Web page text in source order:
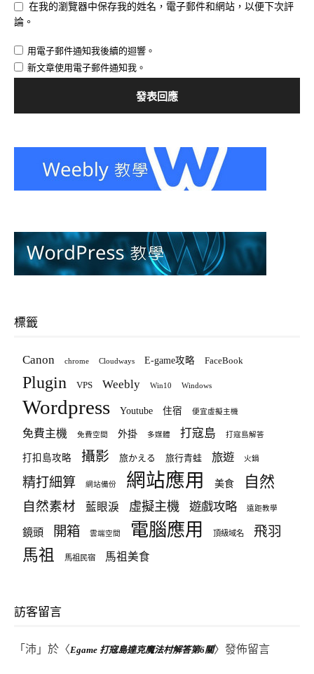
在我的瀏覽器中保存我的姓名，電子郵件和網站，以便下次評
論。
用電子郵件通知我後續的迴響。
新文章使用電子郵件通知我。
標籤
Canon chrome Cloudways E-game攻略 FaceBook
Plugin VPS Weebly Win10 Windows
Wordpress Youtube 住宿 便宜虛擬主機
免費主機 免費空間 外掛 多媒體 打寇島 打寇島解答
打扣島攻略 攝影 旅かえる 旅行青蛙 旅遊 火鍋
精打細算 網站備份 網站應用 美食 自然
自然素材 藍眼淚 虛擬主機 遊戲攻略 遠距教學
鏡頭 開箱 雲端空間 電腦應用 頂級域名 飛羽
馬祖 馬祖民宿 馬祖美食
訪客留言
「 沛 」於〈Egame 打寇島達克魔法村解答第6關〉發佈留言